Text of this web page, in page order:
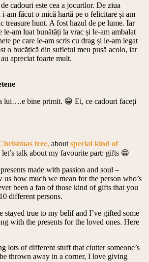
cadouri este cea a jocurilor. De ziua
am făcut o mică hartă pe o felicitare și am
treasure hunt. A fost hazul de pe lume. Iar
le-am luat bunătăți la vrac și le-am ambalat
pe care le-am scris cu drag și le-am legat
o bucățică din sufletul meu pusă acolo, iar
apreciat foarte mult.
lui….e bine primit. 😁 Ei, ce cadouri faceți
tree, about special kind of
talk about my favourite part: gifts 😁
made with passion and soul –
us how much we mean for the person who’s
been a fan of those kind of gifts that you
different persons.
stayed true to my belif and I’ve gifted some
with the presents for the loved ones. Here
lots of different stuff that clutter someone’s
thrown away in a corner, I love giving